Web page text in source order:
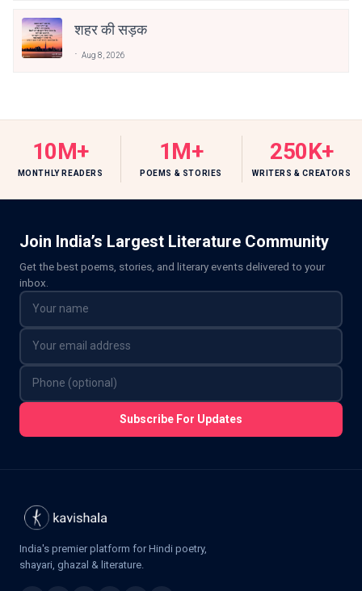
शहर की सड़क
Aug 8, 2026
10M+
MONTHLY READERS
1M+
POEMS & STORIES
250K+
WRITERS & CREATORS
Join India’s Largest Literature Community
Get the best poems, stories, and literary events delivered to your
inbox.
Subscribe For Updates
India's premier platform for Hindi poetry,
shayari, ghazal & literature.